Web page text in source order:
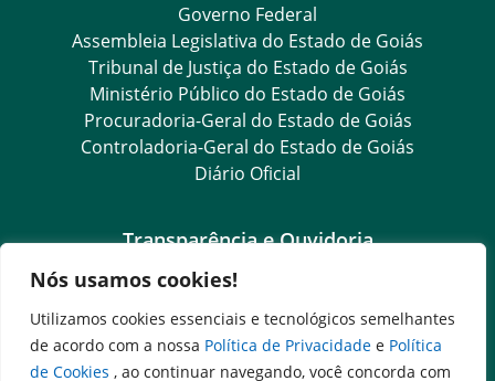
Nós usamos cookies!
Utilizamos cookies essenciais e tecnológicos semelhantes
de acordo com a nossa Política de Privacidade e Política
de Cookies , ao continuar navegando, você concorda com
Governo Federal
Assembleia Legislativa do Estado de Goiás
Tribunal de Justiça do Estado de Goiás
Ministério Público do Estado de Goiás
Procuradoria-Geral do Estado de Goiás
Controladoria-Geral do Estado de Goiás
Diário Oficial
Transparência e Ouvidoria
Goiás Transparência
Dados Abertos Goiás
Ouvidoria Setorial
Ouvidoria Geral